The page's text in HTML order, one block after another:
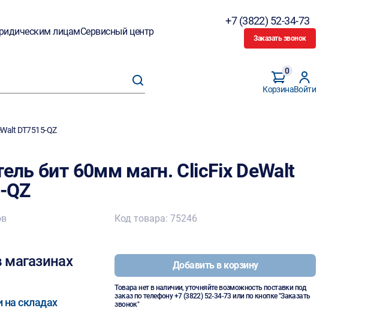
лицамСервисный центр
+7 (3822) 52-34-73
Заказать звонок
Корзина
0
Войти
DT7515-QZ
бит 60мм магн. ClicFix DeWalt
QZ
на складах
Код товара: 75246
Добавить в корзину
Товара нет в наличии, уточняйте возможность поставки под
заказ по телефону+7 (3822) 52-34-73 или по кнопке "Заказать
звонок"